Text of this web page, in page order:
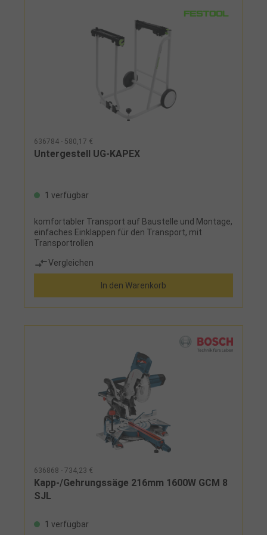
ausklappbarer Standfuß, Kappanschlag,
636784 - 580,17 €
Untergestell UG-KAPEX
1 verfügbar
komfortabler Transport auf Baustelle und Montage,
einfaches Einklappen für den Transport, mit
Transportrollen
Vergleichen
In den Warenkorb
636868 - 734,23 €
Kapp-/Gehrungssäge 216mm 1600W GCM 8
SJL
1 verfügbar